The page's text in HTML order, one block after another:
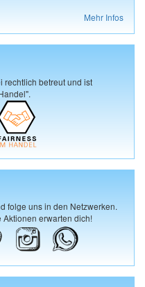
Mehr Infos
rechtlich betreut und ist
folge uns in den Netzwerken.
erwarten dich!